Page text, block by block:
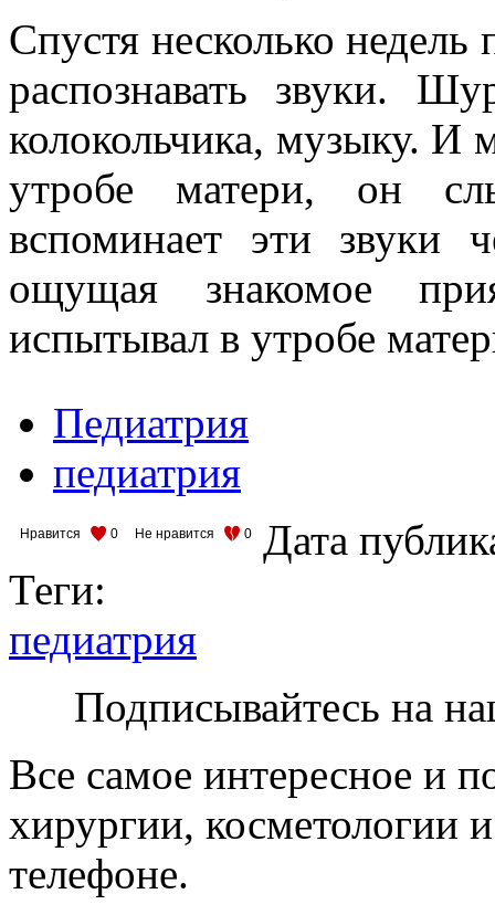
Спустя несколько
распознавать звуки.
колокольчика, музыку. И
утробе матери, он
вспоминает эти звуки
ощущая знакомое
испытывал в утробе
Педиатрия
педиатрия
Нравится 0 Не нравится 0
Дата
Теги:
педиатрия
Подписывайтесь на
Все самое интересное и
хирургии, косметологии
телефоне.